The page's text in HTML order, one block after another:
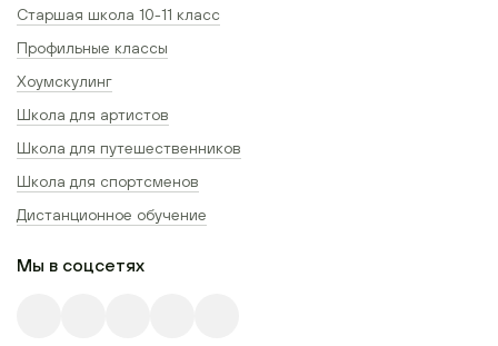
Старшая школа 10-11 класс
Профильные классы
Хоумскулинг
Школа для артистов
Школа для путешественников
Школа для спортсменов
Дистанционное обучение
Мы в соцсетях